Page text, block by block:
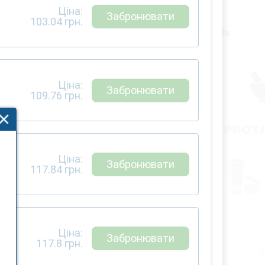
Ціна:
103.04грн. Забронювати
Ціна:
109.76 грн. Забронювати
Ціна:
117.84грн. Забронювати
Ціна:
117.8 грн. Забронювати